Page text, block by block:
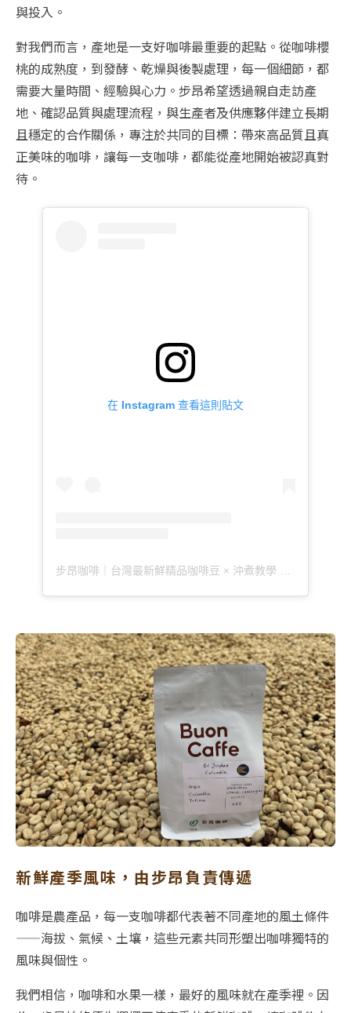
與投入。
對我們而言，產地是一支好咖啡最重要的起點。從咖啡櫻
桃的成熟度，到發酵、乾燥與後製處理，每一個細節，都
需要大量時間、經驗與心力。步昂希望透過親自走訪產
地、確認品質與處理流程，與生產者及供應夥伴建立長期
且穩定的合作關係，專注於共同的目標：帶來高品質且真
正美味的咖啡，讓每一支咖啡，都能從產地開始被認真對
待。
在 Instagram 查看這則貼文
新鮮產季風味，由步昂負責傳遞
咖啡是農產品，每一支咖啡都代表著不同產地的風土條件
——海拔、氣候、土壤，這些元素共同形塑出咖啡獨特的
風味與個性。
我們相信，咖啡和水果一樣，最好的風味就在產季裡。因